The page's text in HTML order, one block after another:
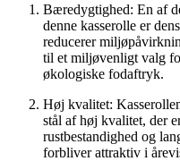
Bæredygtighed: En af
denne kasserolle er
reducerer
til et miljøvenligt valg
økologiske fodaftryk.
Høj kvalitet:
stål af høj kvalitet, der
rustbestandighed og
forbliver attraktiv i